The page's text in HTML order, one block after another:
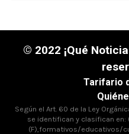
© 2022 ¡Qué
Tarifario
Según el Art. 60 de la Ley
se identifican y clasifican
(F),formativos/educativos/